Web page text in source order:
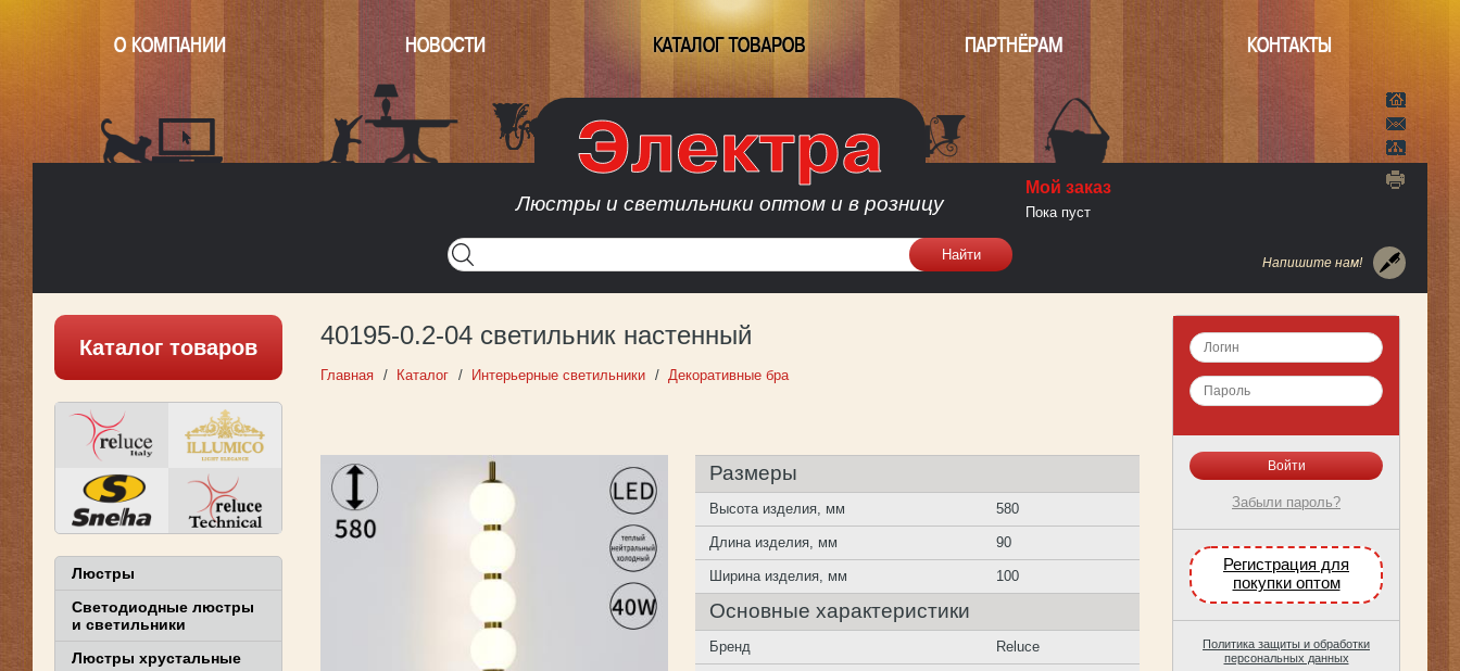
О КОМПАНИИ НОВОСТИ КАТАЛОГ ТОВАРОВ ПАРТНЁРАМ КОНТАКТЫ
Люстры и светильники оптом и в розницу
Написать нам
Карта
Напишите нам!
Мой заказ
Пока пуст
40195-0.2-04 светильник настенный
Главная Каталог Интерьерные светильники Декоративные бра
Размеры
Высота изделия, мм 580
Длина изделия, мм 90
Ширина изделия, мм 100
Основные характеристики
Бренд Reluce
Каталог товаров
Люстры
Светодиодные люстры
и светильники
Люстры хрустальные
Забыли пароль?
Регистрация для
покупки оптом
Политика защиты и обработки
персональных данных